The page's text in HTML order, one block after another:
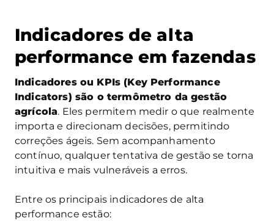
Indicadores de alta
performance em fazendas
Indicadores ou KPIs (Key Performance
Indicators) são o termômetro da gestão
agrícola. Eles permitem medir o que realmente
importa e direcionam decisões, permitindo
correções ágeis. Sem acompanhamento
contínuo, qualquer tentativa de gestão se torna
intuitiva e mais vulneráveis a erros.
Entre os principais indicadores de alta
performance estão: